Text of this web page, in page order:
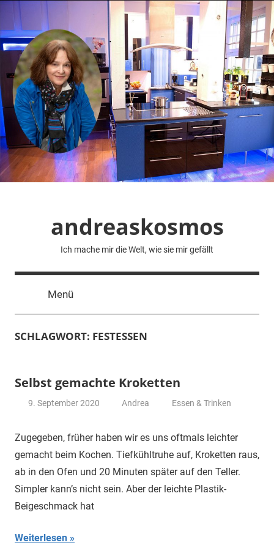
Inhalt
springen
andreaskosmos
Ich mache mir die Welt, wie sie mir gefällt
Menü
SCHLAGWORT: FESTESSEN
Selbst gemachte Kroketten
9. September 2020 Andrea Essen & Trinken
Zugegeben, früher haben wir es uns oftmals leichter
gemacht beim Kochen. Tiefkühltruhe auf, Kroketten raus,
ab in den Ofen und 20 Minuten später auf den Teller.
Simpler kann’s nicht sein. Aber der leichte Plastik-
Beigeschmack hat
Weiterlesen